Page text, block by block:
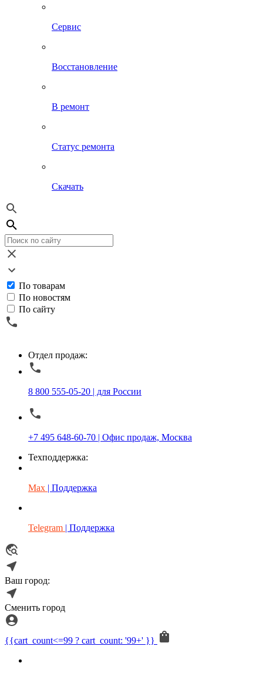
Сервис
Восстановление
В ремонт
Статус ремонта
Скачать
По товарам
По новостям
По сайту
Отдел продаж:
8 800 555-05-20 | для России
+7 495 648-60-70 | Офис продаж, Москва
Техподдержка:
Max | Поддержка
Telegram | Поддержка
Ваш город:
Сменить город
{{cart_count<=99 ? cart_count: '99+' }}